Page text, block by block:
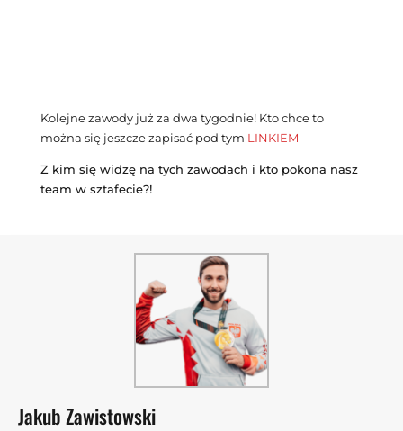
Kolejne zawody już za dwa tygodnie! Kto chce to
można się jeszcze zapisać pod tym LINKIEM
Z kim się widzę na tych zawodach i kto pokona nasz
team w sztafecie?!
Jakub Zawistowski